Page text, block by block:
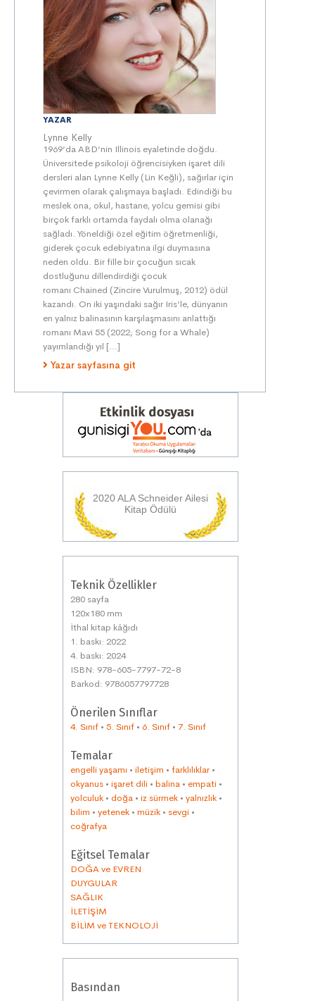
YAZAR
Lynne Kelly
1969’da ABD’nin Illinois eyaletinde doğdu.
Üniversitede psikoloji öğrencisiyken işaret dili
dersleri alan Lynne Kelly (Lin Keğli), sağırlar için
çevirmen olarak çalışmaya başladı. Edindiği bu
meslek ona, okul, hastane, yolcu gemisi gibi
birçok farklı ortamda faydalı olma olanağı
sağladı. Yöneldiği özel eğitim öğretmenliği,
giderek çocuk edebiyatına ilgi duymasına
neden oldu. Bir fille bir çocuğun sıcak
dostluğunu dillendirdiği çocuk
romanı Chained (Zincire Vurulmuş, 2012) ödül
kazandı. On iki yaşındaki sağır Iris’le, dünyanın
en yalnız balinasının karşılaşmasını anlattığı
romanı Mavi 55 (2022; Song for a Whale)
yayımlandığı yıl […]
Yazar sayfasına git
2020 ALA Schneider Ailesi
Kitap Ödülü
Teknik Özellikler
280 sayfa
120x180 mm
İthal kitap kâğıdı
1. baskı: 2022
4. baskı: 2024
ISBN: 978-605-7797-72-8
Barkod: 9786057797728
Önerilen Sınıflar
4. Sınıf • 5. Sınıf • 6. Sınıf • 7. Sınıf
Temalar
engelli yaşamı • iletişim • farklılıklar •
okyanus • işaret dili • balina • empati •
yolculuk • doğa • iz sürmek • yalnızlık •
bilim • yetenek • müzik • sevgi •
coğrafya
Eğitsel Temalar
DOĞA ve EVREN
DUYGULAR
SAĞLIK
İLETİŞİM
BİLİM ve TEKNOLOJİ
Basından